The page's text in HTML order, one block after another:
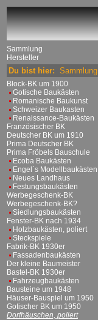
Sammlung
Hersteller
Du bist hier: Sammlung
Block-BK um 1900
Gotische Baukästen
Romanische Baukunst
Schweizer Baukasten
Renaissance-Baukästen
Französischer BK
Deutscher BK um 1910
Prima Deutscher BK
Prima Fröbels Bauschule
Ecoba Baukästen
Engel`s Modellbaukästen
Neues Landhaus
Festungsbaukästen
Werbegeschenk-BK
Werbegeschenk-BK?
Siedlungsbaukästen
Fenster-BK nach 1934
Holzbaukästen, poliert
Steckspiele
Fabrik-BK 1930er
Fassadenbaukästen
Der kleine Baumeister
Bastel-BK 1930er
Fahrzeugbaukästen
Bausteine um 1948
Häuser-Bauspiel um 1950
Gotischer BK um 1950
Dorfhäuschen, poliert